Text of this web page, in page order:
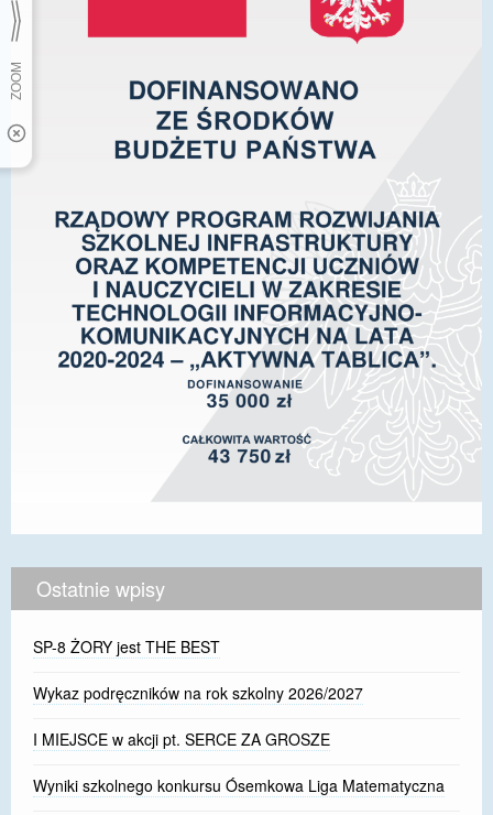
Ostatnie wpisy
SP-8 ŻORY jest THE BEST
Wykaz podręczników na rok szkolny 2026/2027
I MIEJSCE w akcji pt. SERCE ZA GROSZE
Wyniki szkolnego konkursu Ósemkowa Liga Matematyczna